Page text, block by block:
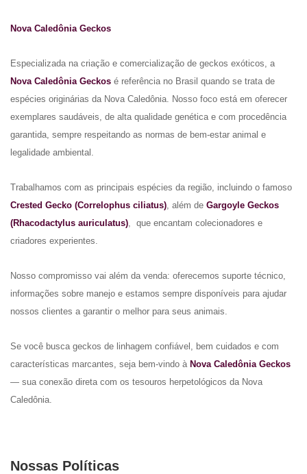
Nova Caledônia Geckos
Especializada na criação e comercialização de geckos exóticos, a
Nova Caledônia Geckos é referência no Brasil quando se trata de
espécies originárias da Nova Caledônia. Nosso foco está em oferecer
exemplares saudáveis, de alta qualidade genética e com procedência
garantida, sempre respeitando as normas de bem-estar animal e
legalidade ambiental.
Trabalhamos com as principais espécies da região, incluindo o famoso
Crested Gecko (Correlophus ciliatus) , além de Gargoyle Geckos
(Rhacodactylus auriculatus) , que encantam colecionadores e
criadores experientes.
Nosso compromisso vai além da venda: oferecemos suporte técnico,
informações sobre manejo e estamos sempre disponíveis para ajudar
nossos clientes a garantir o melhor para seus animais.
Se você busca geckos de linhagem confiável, bem cuidados e com
características marcantes, seja bem-vindo à Nova Caledônia Geckos
— sua conexão direta com os tesouros herpetológicos da Nova
Caledônia.
Nossas Políticas